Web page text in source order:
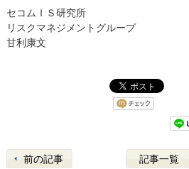
セコムＩＳ研究所
リスクマネジメントグループ
甘利康文
前の記事 記事一覧